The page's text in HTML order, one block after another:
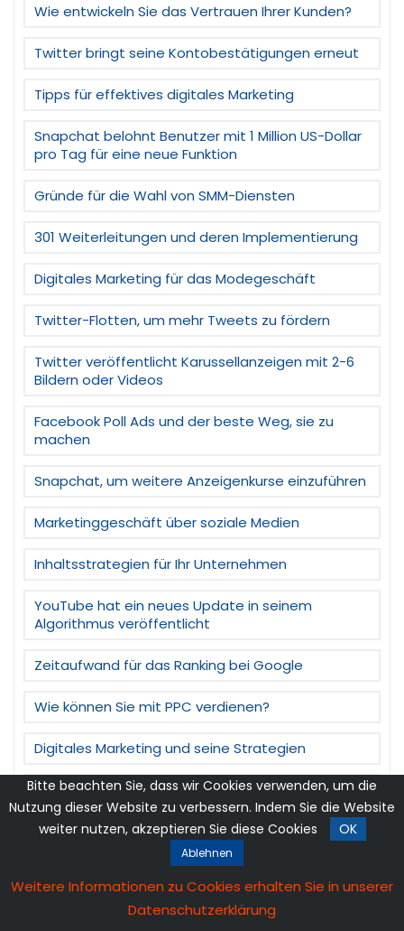
Wie entwickeln Sie das Vertrauen Ihrer Kunden?
Twitter bringt seine Kontobestätigungen erneut
Tipps für effektives digitales Marketing
Snapchat belohnt Benutzer mit 1 Million US-Dollar
pro Tag für eine neue Funktion
Gründe für die Wahl von SMM-Diensten
301 Weiterleitungen und deren Implementierung
Digitales Marketing für das Modegeschäft
Twitter-Flotten, um mehr Tweets zu fördern
Twitter veröffentlicht Karussellanzeigen mit 2-6
Bildern oder Videos
Facebook Poll Ads und der beste Weg, sie zu
machen
Snapchat, um weitere Anzeigenkurse einzuführen
Marketinggeschäft über soziale Medien
Inhaltsstrategien für Ihr Unternehmen
YouTube hat ein neues Update in seinem
Algorithmus veröffentlicht
Zeitaufwand für das Ranking bei Google
Wie können Sie mit PPC verdienen?
Digitales Marketing und seine Strategien
Wie kann Social Media Marketing Ihrem
Unternehmen helfen?
Newsletter: ein wesentliches Element des
Suchanzeigen und Display-Anzeigen
Bitte beachten Sie, dass wir Cookies verwenden, um die
Nutzung dieser Website zu verbessern. Indem Sie die Website
weiter nutzen, akzeptieren Sie diese Cookies
OK
Ablehnen
Weitere Informationen zu Cookies erhalten Sie in unserer
Datenschutzerklärung